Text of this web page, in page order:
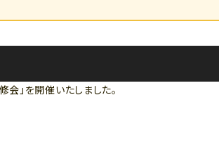
会」 を開催いたしました。